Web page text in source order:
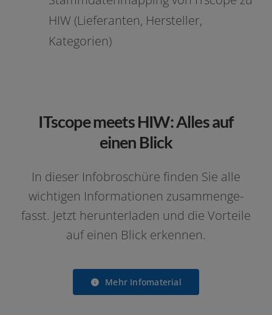
HIW (Lieferanten, Hersteller,
Kategorien)
ITscope meets HIW: Alles auf
einen Blick
In die­ser Infobroschüre fin­den Sie alle
wich­ti­gen Informationen zusam­men­ge­
fasst. Jetzt her­un­ter­la­den und die Vorteile
auf einen Blick erkennen.
Mehr Infomaterial